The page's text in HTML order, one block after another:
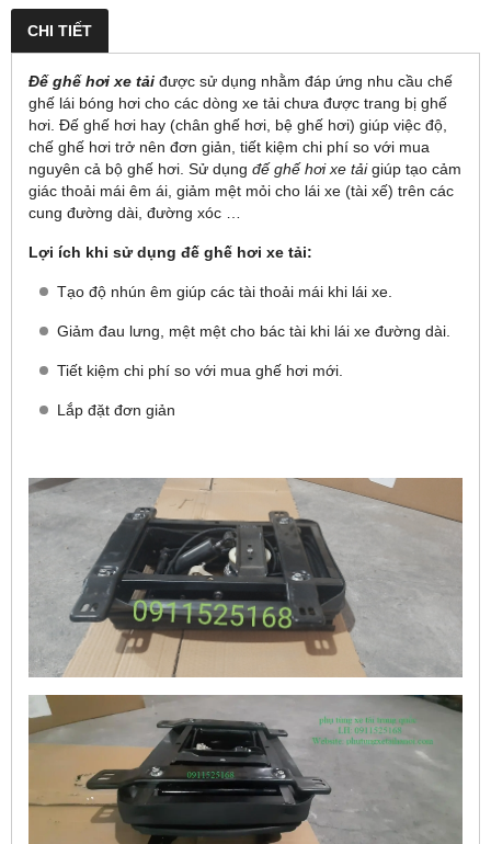
CHI TIẾT
Đế ghế hơi xe tải được sử dụng nhằm đáp ứng nhu cầu chế
ghế lái bóng hơi cho các dòng xe tải chưa được trang bị ghế
hơi. Đế ghế hơi hay (chân ghế hơi, bệ ghế hơi) giúp việc độ,
chế ghế hơi trở nên đơn giản, tiết kiệm chi phí so với mua
nguyên cả bộ ghế hơi. Sử dụng đế ghế hơi xe tảigiúp tạo cảm
giác thoải mái êm ái, giảm mệt mỏi cho lái xe (tài xế) trên các
cung đường dài, đường xóc …
Lợi ích khi sử dụng đế ghế hơi xe tải:
Tạo độ nhún êm giúp các tài thoải mái khi lái xe.
Giảm đau lưng, mệt mệt cho bác tài khi lái xe đường dài.
Tiết kiệm chi phí so với mua ghế hơi mới.
Lắp đặt đơn giản